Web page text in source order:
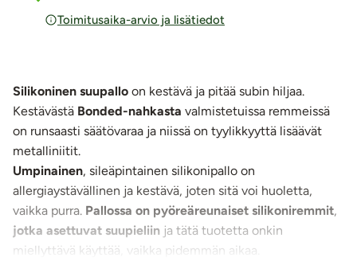
Toimitusaika-arvio ja lisätiedot
Silikoninen suupallo on kestävä ja pitää subin hiljaa.
Kestävästä Bonded-nahkasta valmistetuissa remmeissä
on runsaasti säätövaraa ja niissä on tyylikkyyttä lisäävät
metalliniitit.
Umpinainen, sileäpintainen silikonipallo on
allergiaystävällinen ja kestävä, joten sitä voi huoletta,
vaikka purra. Pallossa on pyöreäreunaiset silikoniremmit,
jotka asettuvat suupieliin ja tätä tuotetta onkin
miellyttävä käyttää, vaikka pidemmän aikaa.